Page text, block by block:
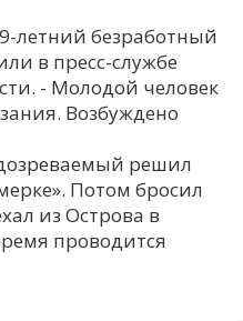
С
Т
летний безработный
в пресс-службе
- Молодой человек
Возбуждено
решил
Потом бросил
из Острова в
проводится